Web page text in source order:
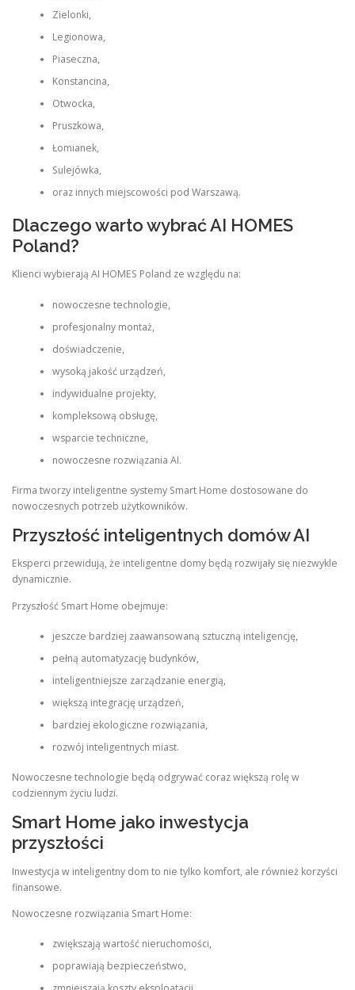
Zielonki,
Legionowa,
Piaseczna,
Konstancina,
Otwocka,
Pruszkowa,
Łomianek,
Sulejówka,
oraz innych miejscowości pod Warszawą.
Dlaczego warto wybrać AI HOMES
Poland?
Klienci wybierają AI HOMES Poland ze względu na:
nowoczesne technologie,
profesjonalny montaż,
doświadczenie,
wysoką jakość urządzeń,
indywidualne projekty,
kompleksową obsługę,
wsparcie techniczne,
nowoczesne rozwiązania AI.
Firma tworzy inteligentne systemy Smart Home dostosowane do
nowoczesnych potrzeb użytkowników.
Przyszłość inteligentnych domów AI
Eksperci przewidują, że inteligentne domy będą rozwijały się niezwykle
dynamicznie.
Przyszłość Smart Home obejmuje:
jeszcze bardziej zaawansowaną sztuczną inteligencję,
pełną automatyzację budynków,
inteligentniejsze zarządzanie energią,
większą integrację urządzeń,
bardziej ekologiczne rozwiązania,
rozwój inteligentnych miast.
Nowoczesne technologie będą odgrywać coraz większą rolę w
codziennym życiu ludzi.
Smart Home jako inwestycja
przyszłości
Inwestycja w inteligentny dom to nie tylko komfort, ale również korzyści
finansowe.
Nowoczesne rozwiązania Smart Home:
zwiększają wartość nieruchomości,
poprawiają bezpieczeństwo,